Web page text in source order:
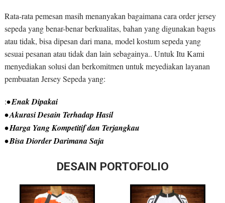
Rata-rata pemesan masih menanyakan bagaimana cara order jersey
sepeda yang benar-benar berkualitas, bahan yang digunakan bagus
atau tidak, bisa dipesan dari mana, model kostum sepeda yang
sesuai pesanan atau tidak dan lain sebagainya.. Untuk Itu Kami
menyediakan solusi dan berkomitmen untuk meyediakan layanan
pembuatan Jersey Sepeda yang:
:• Enak Dipakai
• Akurasi Desain Terhadap Hasil
• Harga Yang Kompetitif dan Terjangkau
• Bisa Diorder Darimana Saja
DESAIN PORTOFOLIO